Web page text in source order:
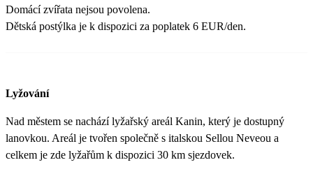
Domácí zvířata nejsou povolena.
Dětská postýlka je k dispozici za poplatek 6 EUR/den.
Lyžování
Nad městem se nachází lyžařský areál Kanin, který je dostupný
lanovkou. Areál je tvořen společně s italskou Sellou Neveou a
celkem je zde lyžařům k dispozici 30 km sjezdovek.